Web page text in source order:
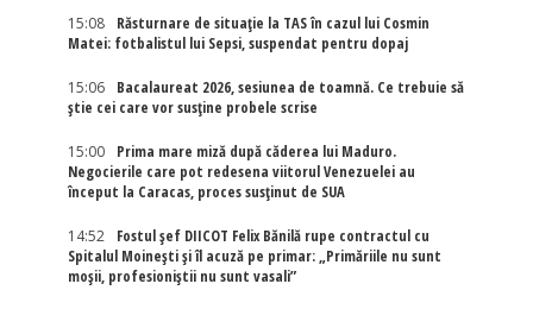
15:08
Răsturnare de situație la TAS în cazul lui Cosmin
Matei: fotbalistul lui Sepsi, suspendat pentru dopaj
15:06
Bacalaureat 2026, sesiunea de toamnă. Ce trebuie să
știe cei care vor susține probele scrise
15:00
Prima mare miză după căderea lui Maduro.
Negocierile care pot redesena viitorul Venezuelei au
început la Caracas, proces susținut de SUA
14:52
Fostul șef DIICOT Felix Bănilă rupe contractul cu
Spitalul Moinești și îl acuză pe primar: „Primăriile nu sunt
moșii, profesioniștii nu sunt vasali”